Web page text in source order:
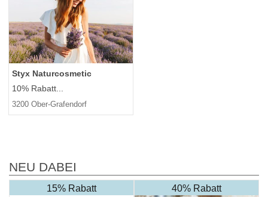
Styx Naturcosmetic
10% Rabatt...
3200 Ober-Grafendorf
NEU DABEI
15% Rabatt 40% Rabatt